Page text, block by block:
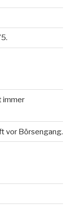
immer
vor Börsengang.